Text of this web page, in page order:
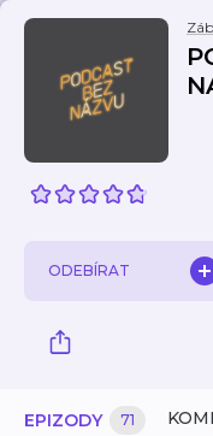
ODEBÍRAT
EPIZODY 71